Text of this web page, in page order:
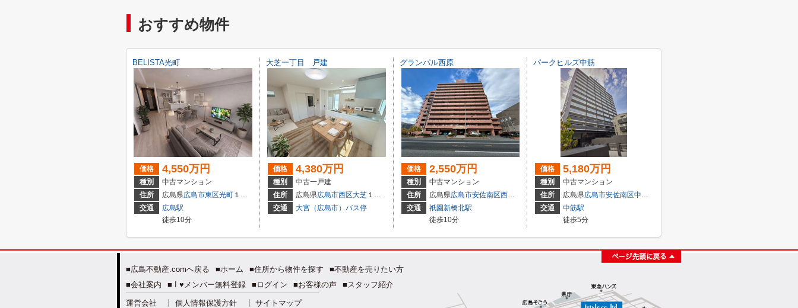
おすすめ物件
BELISTA光町
価格 4,550万円
種別
中古マンション
住所
広島県広島市東区光町 １丁目2-11
交通
広島駅
徒歩10分
大芝一丁目 戸建
価格 4,380万円
種別
中古一戸建
住所
広島県広島市西区大芝 １丁目
交通
大宮（広島市）バス停
グランパル西原
価格 2,550万円
種別
中古マンション
住所
広島県広島市安佐南区西原
１丁目22-13
交通
祇園新橋北駅
徒歩10分
パークヒルズ中筋
価格 5,180万円
種別
中古マンション
住所
広島県広島市安佐南区中筋
交通
中筋駅
徒歩5分
■広島不動産.comへ戻る ■ホーム ■住所から物件を探す
■不動産を売りたい方
■会社案内
■ I ♥メンバー無料登録 ■ログイン ■お客様の声 ■スタッフ紹介
運営会社 個人情報保護方針 サイトマップ